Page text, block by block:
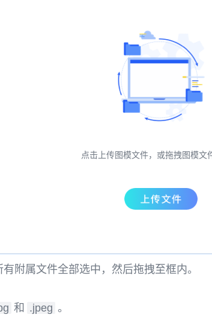
点击上传图模文件，或拖拽图模文
附属文件全部选中，然后拖拽至框内。
和 .jpeg 。